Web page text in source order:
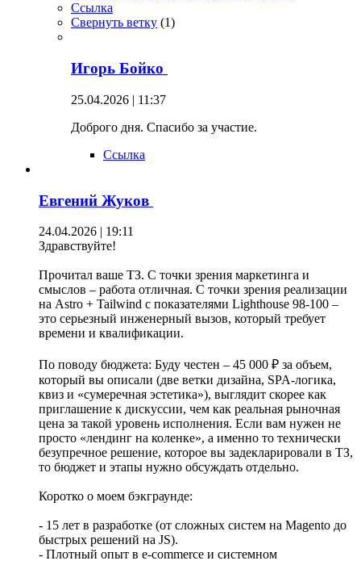
Ссылка
Свернуть ветку (1)
Игорь Бойко
25.04.2026 | 11:37
Доброго дня. Спасибо за участие.
Ссылка
Евгений Жуков
24.04.2026 | 19:11
Здравствуйте!
Прочитал ваше ТЗ. С точки зрения маркетинга и
смыслов – работа отличная. С точки зрения реализации
на Astro + Tailwind с показателями Lighthouse 98-100 –
это серьезный инженерный вызов, который требует
времени и квалификации.
По поводу бюджета: Буду честен – 45 000 ₽ за объем,
который вы описали (две ветки дизайна, SPA-логика,
квиз и «сумеречная эстетика»), выглядит скорее как
приглашение к дискуссии, чем как реальная рыночная
цена за такой уровень исполнения. Если вам нужен не
просто «лендинг на коленке», а именно то технически
безупречное решение, которое вы задекларировали в ТЗ,
то бюджет и этапы нужно обсуждать отдельно.
Коротко о моем бэкграунде:
- 15 лет в разработке (от сложных систем на Magento до
быстрых решений на JS).
- Плотный опыт в e-commerce и системном